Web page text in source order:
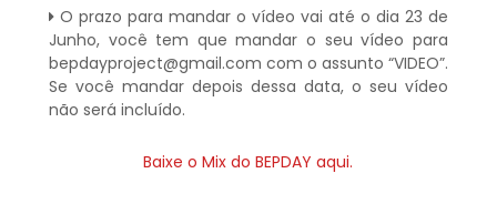
O prazo para mandar o vídeo vai até o dia 23 de
Junho, você tem que mandar o seu vídeo para
bepdayproject@gmail.com com o assunto “VIDEO”.
Se você mandar depois dessa data, o seu vídeo
não será incluído.
Baixe o Mix do BEPDAY aqui.